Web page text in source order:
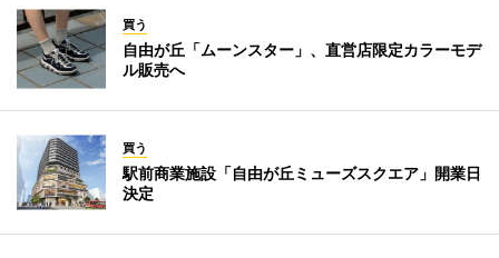
買う
自由が丘「ムーンスター」、直営店限定カラーモデ
ル販売へ
買う
駅前商業施設「自由が丘ミューズスクエア」開業日
決定